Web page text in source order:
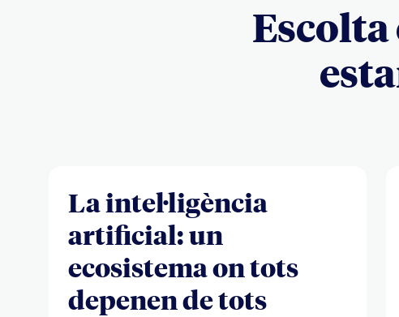
La intel·ligència
artificial: un
ecosistema on tots
depenen de tots